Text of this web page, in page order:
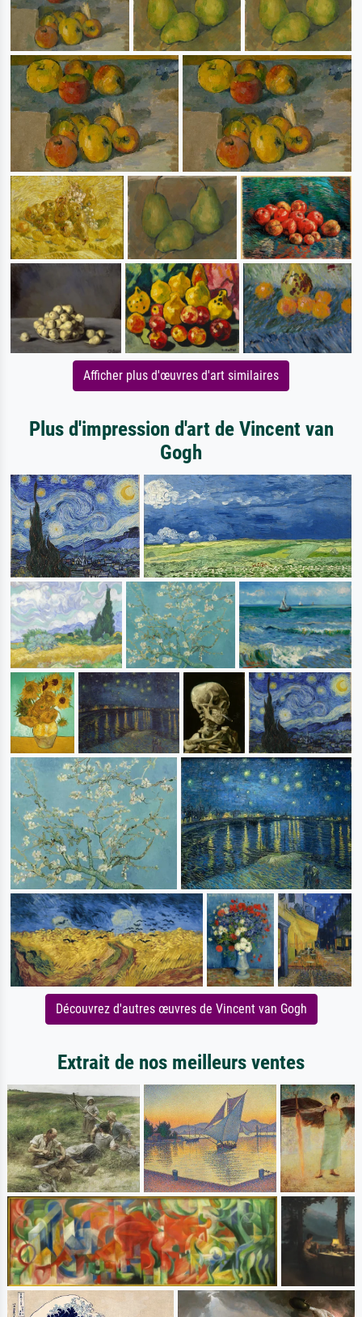
Afficher plus d'œuvres d'art similaires
Plus d'impression d'art de Vincent van
Gogh
Découvrez d'autres œuvres de Vincent van Gogh
Extrait de nos meilleurs ventes